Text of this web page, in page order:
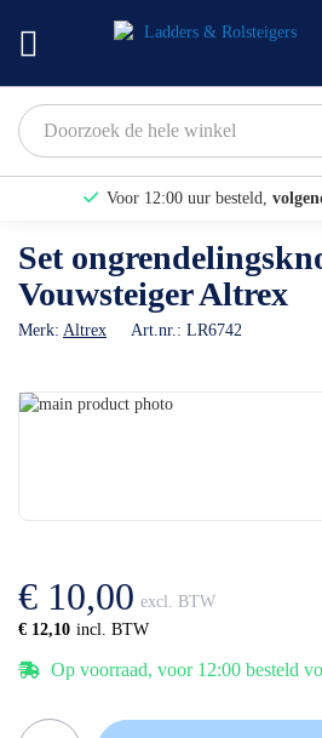
Voor 12:00 uur besteld,
Bekijk hier onze
Binnen 1 dag een
Set
Vouwsteiger Altrex
Merk: Altrex Art.nr.: LR6742
Ga
gallerij
€ 12,10
€ 10,00
Op voorraad, voor 12:00 besteld